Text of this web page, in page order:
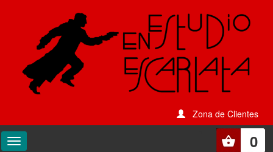
Zona de Clientes
0